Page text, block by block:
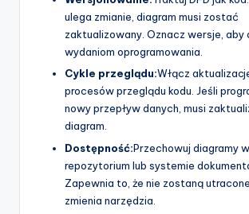
ulega zmianie, diagram musi zostać
zaktualizowany. Oznacz wersje, aby
wydaniom oprogramowania.
Cykle przeglądu:Włącz
procesów przeglądu kodu. Jeśli
nowy przepływ danych, musi
diagram.
Dostępność:Przechowuj diagramy
repozytorium lub systemie
Zapewnia to, że nie zostaną
zmienia narzędzia.